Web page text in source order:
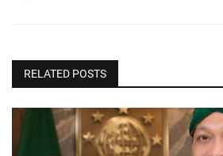
RELATED POSTS